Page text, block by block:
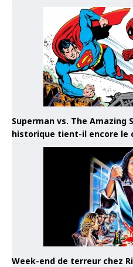
Superman vs. The Amazing
historique tient-il encore le
Week-end de terreur chez